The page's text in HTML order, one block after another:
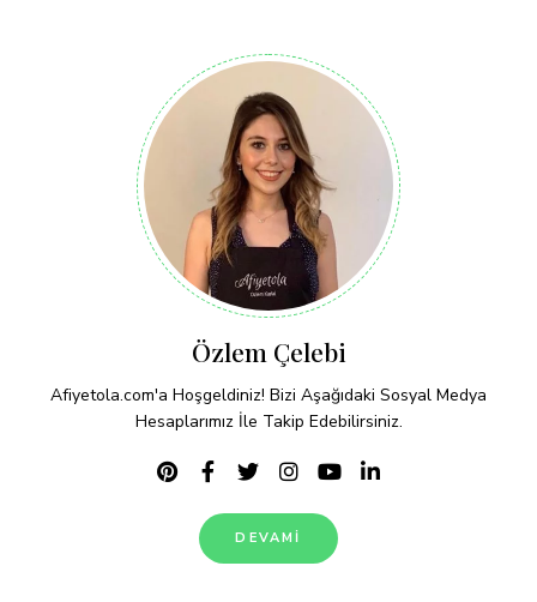
Özlem Çelebi
Afiyetola.com'a Hoşgeldiniz! Bizi Aşağıdaki Sosyal Medya
Hesaplarımız İle Takip Edebilirsiniz.
DEVAMI